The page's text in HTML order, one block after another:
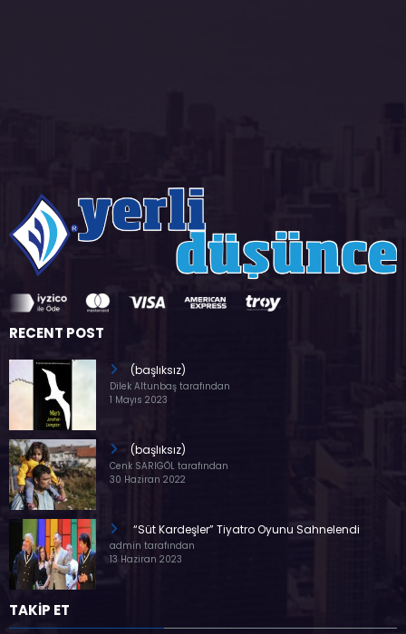
RECENT POST
(başlıksız)
Dilek Altunbaş tarafından
1 Mayıs 2023
(başlıksız)
Cenk SARIGÖL tarafından
30 Haziran 2022
“Süt Kardeşler” Tiyatro Oyunu Sahnelendi
admin tarafından
13 Haziran 2023
TAKİP ET